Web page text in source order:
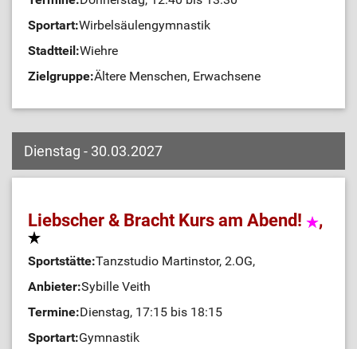
Sportart:Wirbelsäulengymnastik
Stadtteil:Wiehre
Zielgruppe:Ältere Menschen, Erwachsene
Dienstag - 30.03.2027
Liebscher & Bracht Kurs am Abend! ,
Sportstätte:Tanzstudio Martinstor, 2.OG,
Anbieter:Sybille Veith
Termine:Dienstag, 17:15 bis 18:15
Sportart:Gymnastik